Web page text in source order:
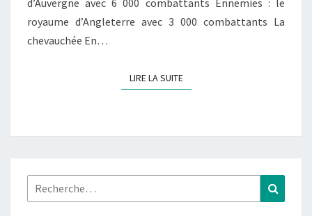
d’Auvergne avec 6 000 combattants Ennemies : le
royaume d’Angleterre avec 3 000 combattants La
chevauchée En…
LIRE LA SUITELIRE LA SUITE
Rechercher :